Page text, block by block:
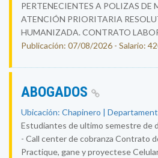
PERTENECIENTES A POLIZAS DE
ATENCIÓN PRIORITARIA
HUMANIZADA. CONTRATO
Publicación: 07/08/2026 - Salario:
ABOGADOS
Ubicación: Chapinero |
Estudiantes de ultimo semestre de
- Call center de cobranza Contrato
Practique, gane y proyectese